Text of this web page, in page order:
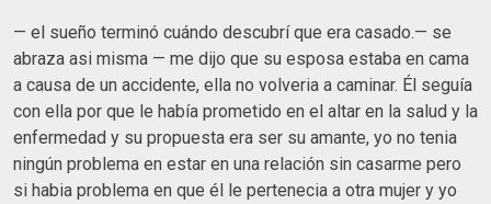
— el sueño terminó cuándo descubrí que era casado.— se
abraza asi misma — me dijo que su esposa estaba en cama
a causa de un accidente, ella no volveria a caminar. Él seguía
con ella por que le había prometido en el altar en la salud y la
enfermedad y su propuesta era ser su amante, yo no tenia
ningún problema en estar en una relación sin casarme pero
si habia problema en que él le pertenecia a otra mujer y yo